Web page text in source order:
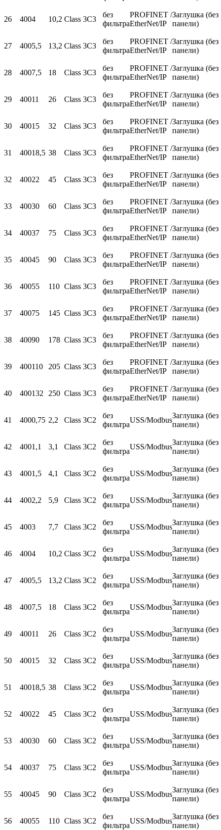
26 4004 10,2 Class 3C3
без
фильтра
PROFINET /
EtherNet/IP
Заглушка (без
панели)
27 4005,5 13,2 Class 3C3
без
фильтра
PROFINET /
EtherNet/IP
Заглушка (без
панели)
28 4007,5 18 Class 3C3
без
фильтра
PROFINET /
EtherNet/IP
Заглушка (без
панели)
29 40011 26 Class 3C3
без
фильтра
PROFINET /
EtherNet/IP
Заглушка (без
панели)
30 40015 32 Class 3C3
без
фильтра
PROFINET /
EtherNet/IP
Заглушка (без
панели)
31 40018,5 38 Class 3C3
без
фильтра
PROFINET /
EtherNet/IP
Заглушка (без
панели)
32 40022 45 Class 3C3
без
фильтра
PROFINET /
EtherNet/IP
Заглушка (без
панели)
33 40030 60 Class 3C3
без
фильтра
PROFINET /
EtherNet/IP
Заглушка (без
панели)
34 40037 75 Class 3C3
без
фильтра
PROFINET /
EtherNet/IP
Заглушка (без
панели)
35 40045 90 Class 3C3
без
фильтра
PROFINET /
EtherNet/IP
Заглушка (без
панели)
36 40055 110 Class 3C3
без
фильтра
PROFINET /
EtherNet/IP
Заглушка (без
панели)
37 40075 145 Class 3C3
без
фильтра
PROFINET /
EtherNet/IP
Заглушка (без
панели)
38 40090 178 Class 3C3
без
фильтра
PROFINET /
EtherNet/IP
Заглушка (без
панели)
39 400110 205 Class 3C3
без
фильтра
PROFINET /
EtherNet/IP
Заглушка (без
панели)
40 400132 250 Class 3C3
без
фильтра
PROFINET /
EtherNet/IP
Заглушка (без
панели)
41 4000,75 2,2 Class 3C2
без
фильтра
USS/Modbus
Заглушка (без
панели)
42 4001,1 3,1 Class 3C2
без
фильтра
USS/Modbus
Заглушка (без
панели)
43 4001,5 4,1 Class 3C2
без
фильтра
USS/Modbus
Заглушка (без
панели)
44 4002,2 5,9 Class 3C2
без
фильтра
USS/Modbus
Заглушка (без
панели)
45 4003 7,7 Class 3C2
без
фильтра
USS/Modbus
Заглушка (без
панели)
46 4004 10,2 Class 3C2
без
фильтра
USS/Modbus
Заглушка (без
панели)
47 4005,5 13,2 Class 3C2
без
фильтра
USS/Modbus
Заглушка (без
панели)
48 4007,5 18 Class 3C2
без
фильтра
USS/Modbus
Заглушка (без
панели)
49 40011 26 Class 3C2
без
фильтра
USS/Modbus
Заглушка (без
панели)
50 40015 32 Class 3C2
без
фильтра
USS/Modbus
Заглушка (без
панели)
51 40018,5 38 Class 3C2
без
фильтра
USS/Modbus
Заглушка (без
панели)
52 40022 45 Class 3C2
без
фильтра
USS/Modbus
Заглушка (без
панели)
53 40030 60 Class 3C2
без
фильтра
USS/Modbus
Заглушка (без
панели)
54 40037 75 Class 3C2
без
фильтра
USS/Modbus
Заглушка (без
панели)
55 40045 90 Class 3C2
без
фильтра
USS/Modbus
Заглушка (без
панели)
56 40055 110 Class 3C2
без
фильтра
USS/Modbus
Заглушка (без
панели)